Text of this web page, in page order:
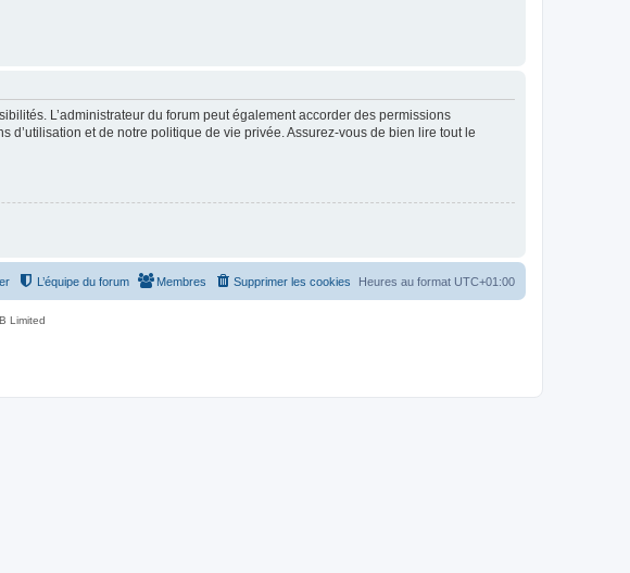
L’administrateur du forum peut également accorder des permissions
et de notre politique de vie privée. Assurez-vous de bien lire tout le
Heures au format UTC+01:00
Supprimer les cookies
Membres
L’équipe du forum
Limited